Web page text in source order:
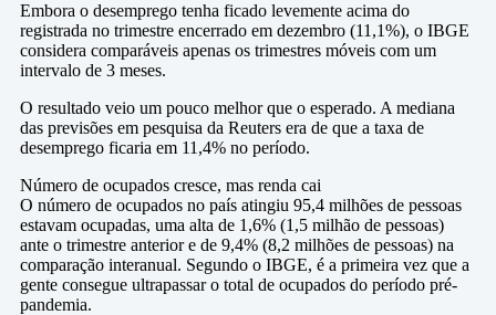
Embora o desemprego tenha ficado levemente acima do
registrada no trimestre encerrado em dezembro (11,1%), o IBGE
considera comparáveis apenas os trimestres móveis com um
intervalo de 3 meses.
O resultado veio um pouco melhor que o esperado. A mediana
das previsões em pesquisa da Reuters era de que a taxa de
desemprego ficaria em 11,4% no período.
Número de ocupados cresce, mas renda cai
O número de ocupados no país atingiu 95,4 milhões de pessoas
estavam ocupadas, uma alta de 1,6% (1,5 milhão de pessoas)
ante o trimestre anterior e de 9,4% (8,2 milhões de pessoas) na
comparação interanual. Segundo o IBGE, é a primeira vez que a
gente consegue ultrapassar o total de ocupados do período pré-
pandemia.